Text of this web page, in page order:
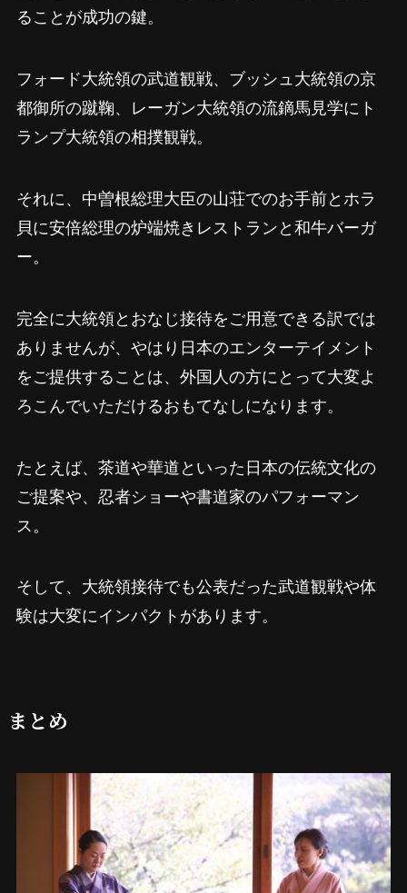
ることが成功の鍵。
フォード大統領の武道観戦、ブッシュ大統領の京
都御所の蹴鞠、レーガン大統領の流鏑馬見学にト
ランプ大統領の相撲観戦。
それに、中曽根総理大臣の山荘でのお手前とホラ
貝に安倍総理の炉端焼きレストランと和牛バーガ
ー。
完全に大統領とおなじ接待をご用意できる訳では
ありませんが、やはり日本のエンターテイメント
をご提供することは、外国人の方にとって大変よ
ろこんでいただけるおもてなしになります。
たとえば、茶道や華道といった日本の伝統文化の
ご提案や、忍者ショーや書道家のパフォーマン
ス。
そして、大統領接待でも公表だった武道観戦や体
験は大変にインパクトがあります。
まとめ